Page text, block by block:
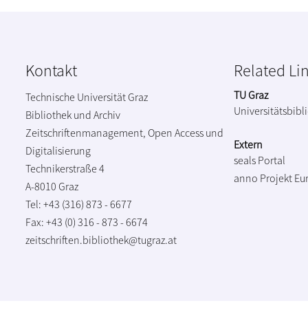
Kontakt
Technische Universität Graz
Bibliothek und Archiv
Zeitschriftenmanagement, Open Access und
Digitalisierung
Technikerstraße 4
A-8010 Graz
Tel: +43 (316) 873 - 6677
Fax: +43 (0) 316 - 873 - 6674
zeitschriften.bibliothek@tugraz.at
Related
TU Graz
Extern
seals Portal
anno Projekt